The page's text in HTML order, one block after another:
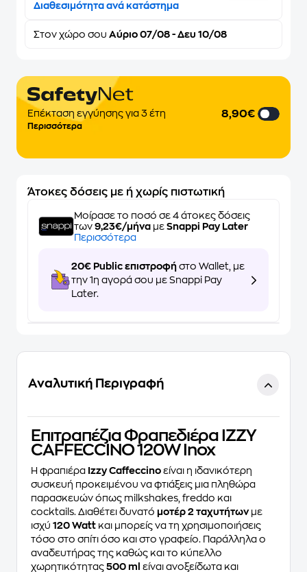
Διαθεσιμότητα ανά κατάστημα
Στον χώρο σου Αύριο 07/08 - Δευ 10/08
Επέκταση εγγύησης για 3 έτη
Περισσότερα
8,90€
Άτοκες δόσεις με ή χωρίς πιστωτική
Μοίρασε το ποσό σε 4 άτοκες δόσεις
των 9,23€/μήνα με Snappi Pay Later
Περισσότερα
20€ Public επιστροφή στο Wallet, με
την 1η αγορά σου με Snappi Pay
Later.
Αναλυτική Περιγραφή
Επιτραπέζια Φραπεδιέρα IZZY
CAFFECCINO 120W Inox
Η φραπιέρα Izzy Caffeccino είναι η ιδανικότερη
συσκευή προκειμένου να φτιάξεις μια πληθώρα
παρασκευών όπως milkshakes, freddo και
cocktails. Διαθέτει δυνατό μοτέρ 2 ταχυτήτωνμε
ισχύ 120 Watt και μπορείς να τη χρησιμοποιήσεις
τόσο στο σπίτι όσο και στο γραφείο. Παράλληλα ο
αναδευτήρας της καθώς και το κύπελλο
χωρητικότητας 500 ml είναι ανοξείδωτα και